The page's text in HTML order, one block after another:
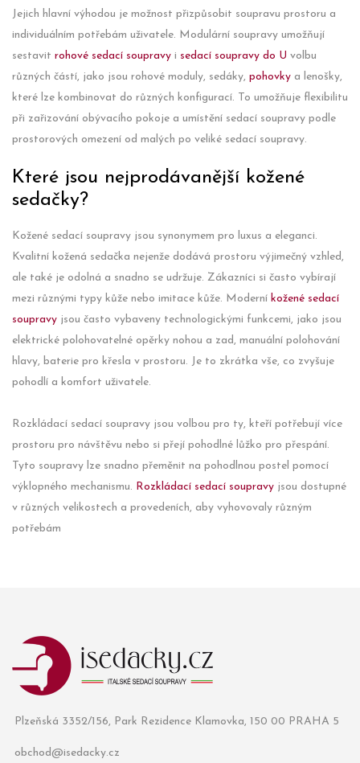
Jejich hlavní výhodou je možnost přizpůsobit soupravu prostoru a
individuálním potřebám uživatele. Modulární soupravy umožňují
sestavit rohové sedací soupravy i sedací soupravy do U volbu
různých částí, jako jsou rohové moduly, sedáky, pohovky a lenošky,
které lze kombinovat do různých konfigurací. To umožňuje flexibilitu
při zařizování obývacího pokoje a umístění sedací soupravy podle
prostorových omezení od malých po veliké sedací soupravy.
Které jsou nejprodávanější kožené
sedačky?
Kožené sedací soupravy jsou synonymem pro luxus a eleganci.
Kvalitní kožená sedačka nejenže dodává prostoru výjimečný vzhled,
ale také je odolná a snadno se udržuje. Zákazníci si často vybírají
mezi různými typy kůže nebo imitace kůže. Moderní kožené sedací
soupravy jsou často vybaveny technologickými funkcemi, jako jsou
elektrické polohovatelné opěrky nohou a zad, manuální polohování
hlavy, baterie pro křesla v prostoru. Je to zkrátka vše, co zvyšuje
pohodlí a komfort uživatele.
Rozkládací sedací soupravy jsou volbou pro ty, kteří potřebují více
prostoru pro návštěvu nebo si přejí pohodlné lůžko pro přespání.
Tyto soupravy lze snadno přeměnit na pohodlnou postel pomocí
výklopného mechanismu. Rozkládací sedací soupravy jsou dostupné
v různých velikostech a provedeních, aby vyhovovaly různým
potřebám
Plzeňská 3352/156, Park Rezidence Klamovka, 150 00 PRAHA 5
obchod@isedacky.cz